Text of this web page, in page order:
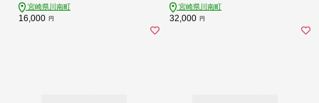
宮崎県川南町
16,000 円
宮崎県川南町
32,000 円